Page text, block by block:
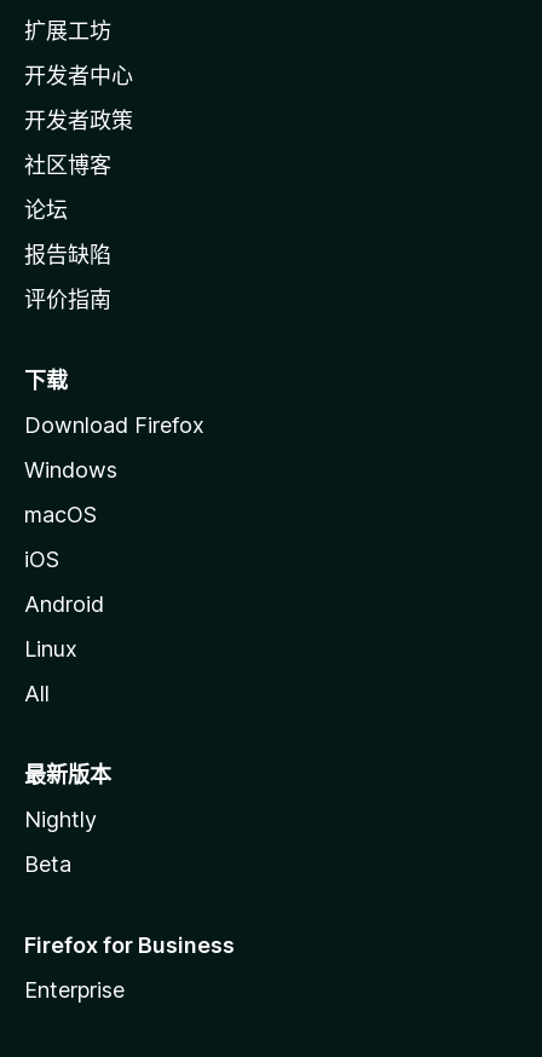
a
主
页
扩展工坊
开发者中心
开发者政策
社区博客
论坛
报告缺陷
评价指南
下载
Download Firefox
Windows
macOS
iOS
Android
Linux
All
最新版本
Nightly
Beta
Firefox for Business
Enterprise